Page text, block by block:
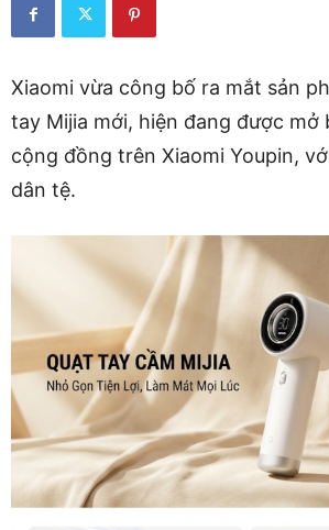
Xiaomi vừa công bố ra mắt sản
tay Mijia mới, hiện đang được mở
cộng đồng trên Xiaomi Youpin,
dân tệ.